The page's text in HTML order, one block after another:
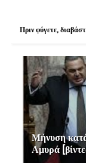
Πριν φύγετε,
Μήνυση
Αμυρά